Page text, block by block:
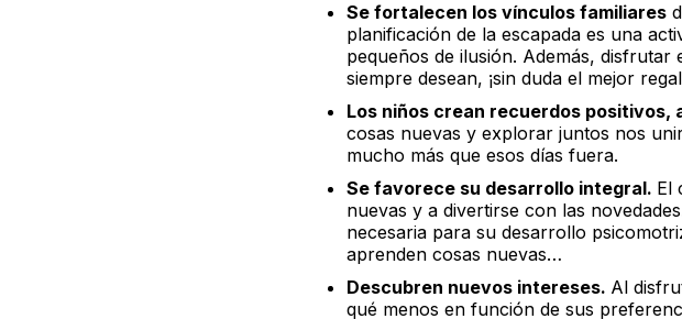
Se fortalecen los vínculos familiares
planificación de la escapada es una
pequeños de ilusión. Además,
siempre desean, ¡sin duda el mejor
Los niños crean recuerdos
cosas nuevas y explorar juntos nos
mucho más que esos días fuera.
Se favorece su desarrollo integral. El
nuevas y a divertirse con las
necesaria para su desarrollo
aprenden cosas nuevas…
Descubren nuevos intereses. Al
qué menos en función de sus